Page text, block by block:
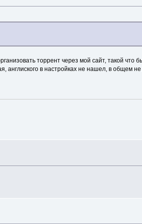
торрент через мой сайт, такой что
англиского в настройках не нашел, в общем